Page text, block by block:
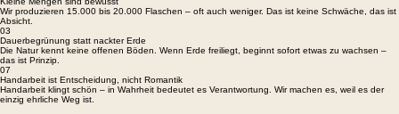
Wir produzieren 15.000 bis 20.000 Flaschen – oft auch weniger. Das ist keine Schwäche, das ist
Absicht.
03
Dauerbegrünung statt nackter Erde
Die Natur kennt keine offenen Böden. Wenn Erde freiliegt, beginnt sofort etwas zu wachsen –
das ist Prinzip.
07
Handarbeit ist Entscheidung, nicht Romantik
Handarbeit klingt schön – in Wahrheit bedeutet es Verantwortung. Wir machen es, weil es der
einzig ehrliche Weg ist.